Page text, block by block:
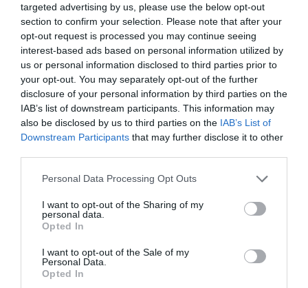
targeted advertising by us, please use the below opt-out
section to confirm your selection. Please note that after your
opt-out request is processed you may continue seeing
interest-based ads based on personal information utilized by
us or personal information disclosed to third parties prior to
your opt-out. You may separately opt-out of the further
disclosure of your personal information by third parties on the
IAB’s list of downstream participants. This information may
also be disclosed by us to third parties on the IAB’s List of
Downstream Participants that may further disclose it to other
Personal Data Processing Opt Outs
I want to opt-out of the Sharing of my
personal data.
Opted In
I want to opt-out of the Sale of my
Personal Data.
Opted In
Una delegación de la patronal de las
empresas de distribución farmacéutica de
gama completa que operan en España,
FEDIFAR, encabezada por su presidente,
Eladio González, y su director general, Miguel
Valdés, ha mantenido hoy un encuentro con
el presidente de la Comisión de Sanidad del
Congreso de los Diputados, Sebastián
Franquis, reunión en la que se ha trasladado
a éste el papel que juegan las empresas de
distribución de gama completa dentro del
Sistema Nacional de Salud.
delegado es una oportunidad para evitar que
Noticias y novedades Redacción
22/10/2015
El sistema de verificación que recoge el acto delegado que desarrolla
relativas a los dispositivos de seguridad que figuran en el envase de
los medicamentos de uso humano, «es una gran oportunidad para
evitar la entrada de medicamentos falsificados en el canal legal;
favorece la gestión de caducidades y lotes en almacenes y farmacias;